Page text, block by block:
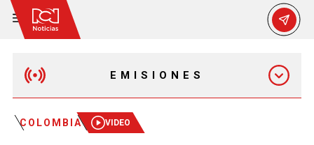
EMISIONES
MAÑANA EXPRESS
COLOMBIA VIDEO